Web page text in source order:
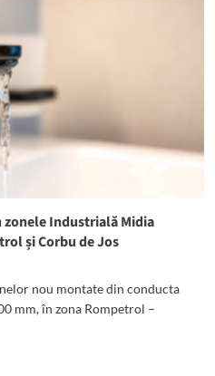
zonele Industrială Midia
și Corbu de Jos
nou montate din conducta
mm, în zona Rompetrol –